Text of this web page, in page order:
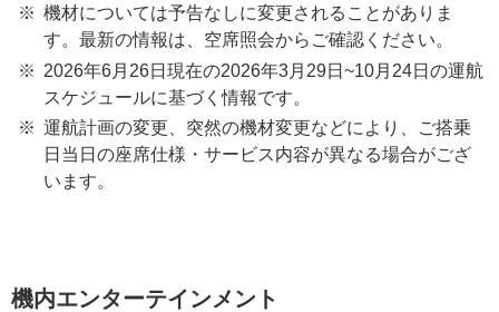
機材については予告なしに変更されることがありま
す。最新の情報は、空席照会からご確認ください。
2026年6月26日現在の2026年3月29日~10月24日の運航
スケジュールに基づく情報です。
運航計画の変更、突然の機材変更などにより、ご搭乗
日当日の座席仕様・サービス内容が異なる場合がござ
います。
機内エンターテインメント